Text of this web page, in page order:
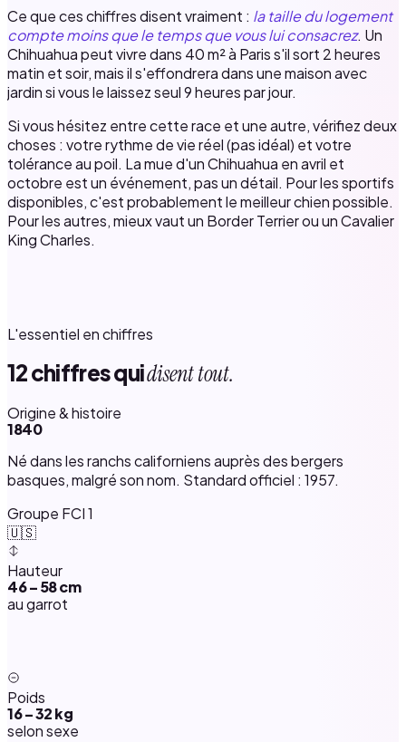
Ce que ces chiffres disent vraiment : la taille du logement
compte moins que le temps que vous lui consacrez. Un
Chihuahua peut vivre dans 40 m² à Paris s'il sort 2 heures
matin et soir, mais il s'effondrera dans une maison avec
jardin si vous le laissez seul 9 heures par jour.
Si vous hésitez entre cette race et une autre, vérifiez deux
choses : votre rythme de vie réel (pas idéal) et votre
tolérance au poil. La mue d'un Chihuahua en avril et
octobre est un événement, pas un détail. Pour les sportifs
disponibles, c'est probablement le meilleur chien possible.
Pour les autres, mieux vaut un Border Terrier ou un Cavalier
King Charles.
L'essentiel en chiffres
12 chiffres quidisent tout.
Origine & histoire
1840
Né dans les ranchs californiens auprès des bergers
basques, malgré son nom. Standard officiel : 1957.
Groupe FCI 1
🇺🇸
Hauteur
46 – 58 cm
au garrot
Poids
16 – 32 kg
selon sexe